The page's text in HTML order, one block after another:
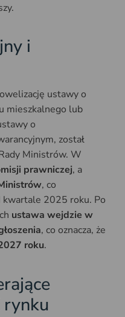
i
ustawy o
mieszkalnego lub
o
został
Ministrów. W
prawniczej, a
, co
kwartale 2025 roku. Po
ustawa wejdzie w
, co oznacza, że
roku.